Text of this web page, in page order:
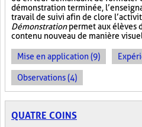
démonstration terminée,
travail de suivi afin de clore
Démonstrationpermet aux élèves
contenu nouveau de manière
Mise en application (9)
Observations (4)
QUATRE COINS